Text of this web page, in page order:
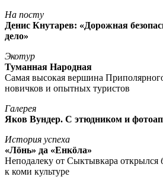
На посту
Денис Кнутарев: «Дорожная
дело»
Экотур
Туманная Народная
Самая высокая вершина
новичков и опытных туристов
Галерея
Яков Вундер. С этюдником и
История успеха
«Лöнь» да «Енкöла»
Неподалеку от Сыктывкара открылся
к коми культуре